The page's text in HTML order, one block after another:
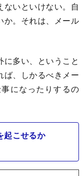
ないといけない。自
か。それは、メール
多い、ということ
ば、しかるべきメー
になったりするの
起こせるか